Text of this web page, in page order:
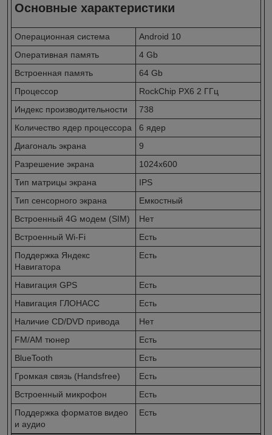
Основные характеристики
Операционная система
Android 10
Оперативная память
4 Gb
Встроенная память
64 Gb
Процессор
RockСhip PX6 2 ГГц
Индекс производительности
738
Количество ядер процессора
6 ядер
Диагональ экрана
9
Разрешение экрана
1024x600
Тип матрицы экрана
IPS
Тип сенсорного экрана
Емкостный
Встроенный 4G модем (SIM)
Нет
Встроенный Wi-Fi
Есть
Поддержка Яндекс
Навигатора
Есть
Навигация GPS
Есть
Навигация ГЛОНАСС
Есть
Наличие CD/DVD привода
Нет
FM/AM тюнер
Есть
BlueTooth
Есть
Громкая связь (Handsfree)
Есть
Встроенный микрофон
Есть
Поддержка форматов видео
и аудио
Есть